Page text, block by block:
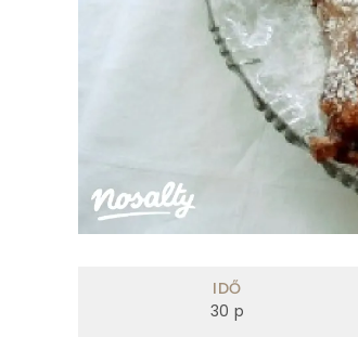
IDŐ
30 p